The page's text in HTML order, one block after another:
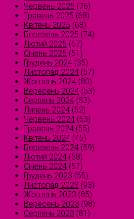
Червень 2025 (76)
Травень 2025 (68)
Квітень 2025 (68)
Березень 2025 (74)
Лютий 2025 (67)
Січень 2025 (51)
Грудень 2024 (35)
Листопад 2024 (57)
Жовтень 2024 (80)
Вересень 2024 (53)
Серпень 2024 (53)
Липень 2024 (52)
Червень 2024 (63)
Травень 2024 (55)
Квітень 2024 (45)
Березень 2024 (59)
Лютий 2024 (58)
Січень 2024 (57)
Грудень 2023 (55)
Листопад 2023 (93)
Жовтень 2023 (85)
Вересень 2023 (98)
Серпень 2023 (81)